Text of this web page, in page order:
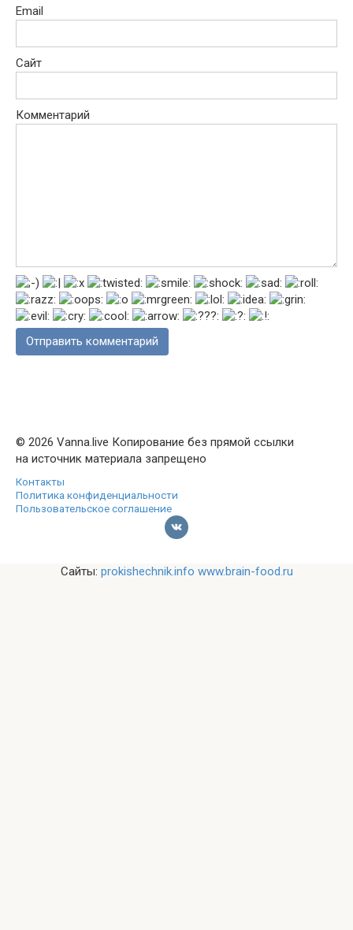
Email
Сайт
Комментарий
© 2026 Vanna.live Копирование без прямой ссылки
на источник материала запрещено
Контакты
Политика конфиденциальности
Пользовательское соглашение
Сайты: prokishechnik.info www.brain-food.ru